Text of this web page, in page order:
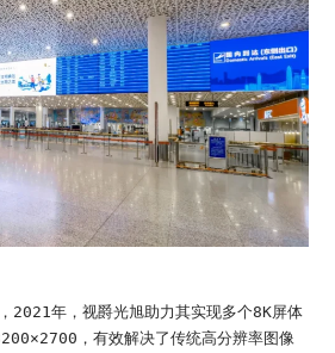
2021年，视爵光旭助力其实现多个8K屏体
，有效解决了传统高分辨率图像